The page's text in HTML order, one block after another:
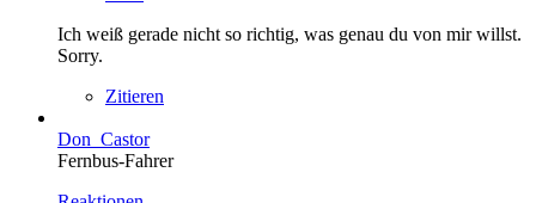
Ich weiß gerade nicht so richtig, was genau du von mir willst.
Sorry.
Zitieren
Don_Castor
Fernbus-Fahrer